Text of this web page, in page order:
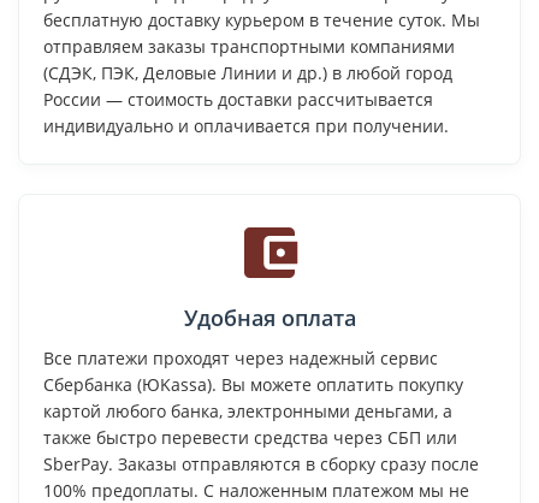
бесплатную доставку курьером в течение суток. Мы
отправляем заказы транспортными компаниями
(СДЭК, ПЭК, Деловые Линии и др.) в любой город
России — стоимость доставки рассчитывается
индивидуально и оплачивается при получении.
Удобная оплата
Все платежи проходят через надежный сервис
Сбербанка (ЮKassa). Вы можете оплатить покупку
картой любого банка, электронными деньгами, а
также быстро перевести средства через СБП или
SberPay. Заказы отправляются в сборку сразу после
100% предоплаты. С наложенным платежом мы не